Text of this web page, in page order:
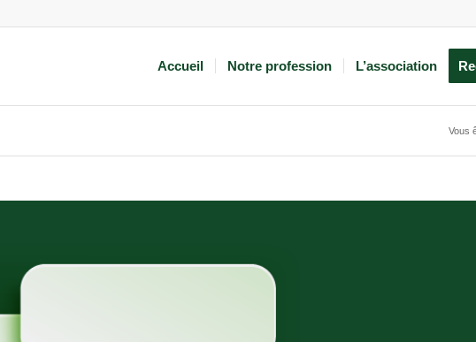
Accueil Notre profession L’association
Vous